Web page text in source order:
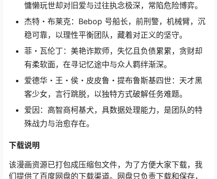
慵懒玩世却对旧爱与过往执念极深，常陷危险博弈。
杰特・布莱克：Bebop 号船长，前刑警，机械臂，沉
稳可靠，以理性平衡团队，藏着对正义的坚守。
菲・瓦伦丁：美艳诈欺师，失忆且负债累累，贪财却
有柔软面，在寻记忆途中与众人羁绊渐深。
爱德华・王・侯・皮皮鲁・提布鲁斯基四世：天才黑
客少女，言行跳脱，以独特方式破解任务难题。
爱因：高智商柯基犬，具数据处理能力，是团队的特
殊战力与治愈存在。
下载说明
该漫画资源已打包成压缩包文件，为了方便大家下载，我
们提供了百度网盘的下载渠道。网盘只负责下载和保存，